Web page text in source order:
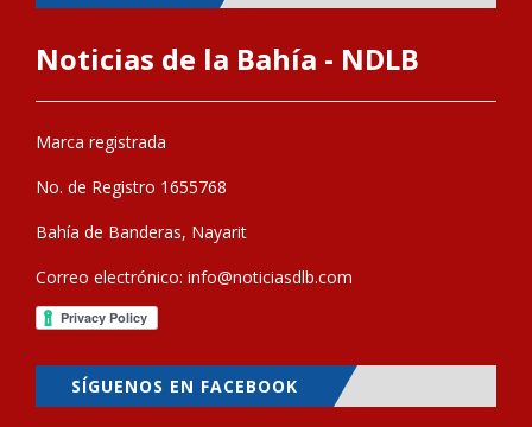
Noticias de la Bahía - NDLB
Marca registrada
No. de Registro 1655768
Bahía de Banderas, Nayarit
Correo electrónico: info@noticiasdlb.com
SÍGUENOS EN FACEBOOK